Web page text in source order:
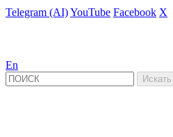
Telegram (AI)YouTube Facebook X
En